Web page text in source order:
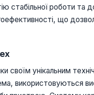
роботи та
що
своїм унікальним
використовуються